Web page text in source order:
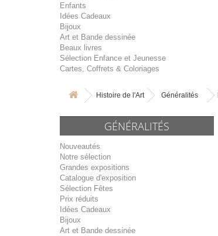
Enfants
Idées Cadeaux
Bijoux
Art et Bande dessinée
Beaux livres
Sélection Enfance et Jeunesse
Cartes, Coffrets & Coloriages
Histoire de l'Art Généralités
GÉNÉRALITÉS
Nouveautés
Notre sélection
Grandes expositions
Catalogue d'exposition
Sélection Fêtes
Prix réduits
Idées Cadeaux
Bijoux
Art et Bande dessinée